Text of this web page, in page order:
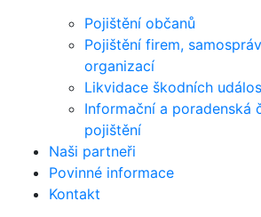
Pojištění občanů
Pojištění firem,
organizací
Likvidace škodních
Informační a poradenská
pojištění
Naši partneři
Povinné informace
Kontakt